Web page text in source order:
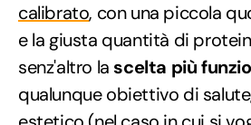
calibrato, con una piccola
e la giusta quantità di
senz'altro la scelta più
qualunque obiettivo di